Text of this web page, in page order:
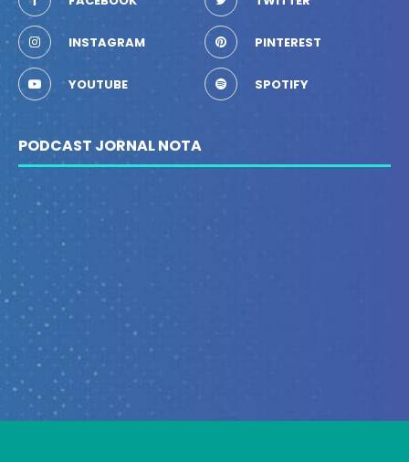
INSTAGRAM PINTEREST
YOUTUBE SPOTIFY
PODCAST JORNAL NOTA